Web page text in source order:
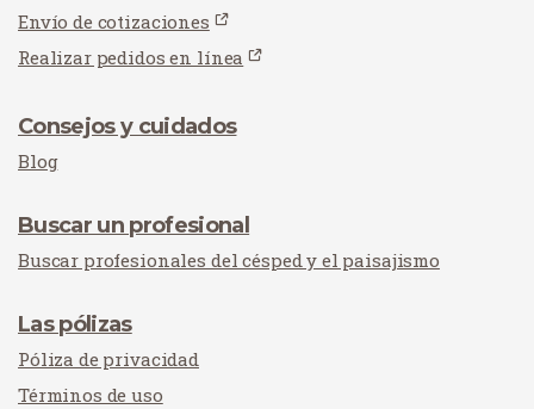
Envío de cotizaciones
Realizar pedidos en línea
Consejos y cuidados
Blog
Buscar un profesional
Buscar profesionales del césped y el paisajismo
Las pólizas
Póliza de privacidad
Términos de uso